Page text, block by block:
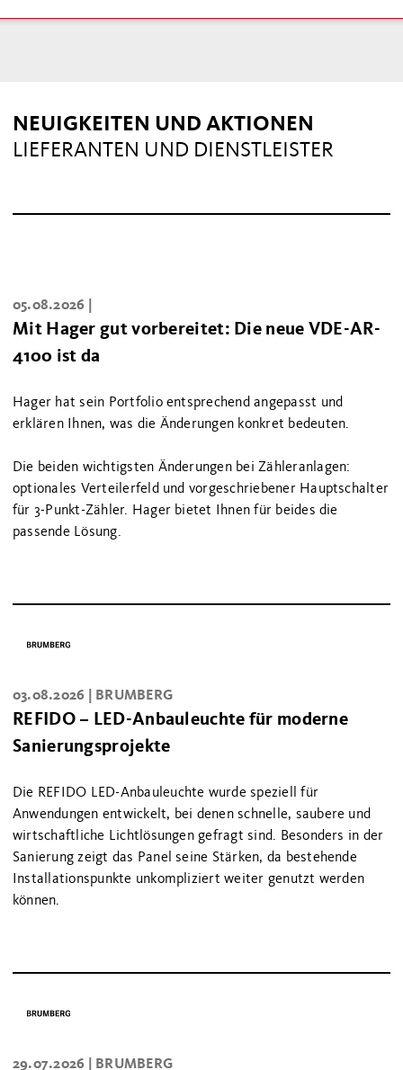
NEUIGKEITEN UND AKTIONEN
LIEFERANTEN UND DIENSTLEISTER
05.08.2026 |
Mit Hager gut vorbereitet: Die neue VDE-AR-
4100 ist da
Hager hat sein Portfolio entsprechend angepasst und
erklären Ihnen, was die Änderungen konkret bedeuten.
Die beiden wichtigsten Änderungen bei Zähleranlagen:
optionales Verteilerfeld und vorgeschriebener Hauptschalter
für 3-Punkt-Zähler. Hager bietet Ihnen für beides die
passende Lösung.
03.08.2026 | BRUMBERG
REFIDO – LED-Anbauleuchte für moderne
Sanierungsprojekte
Die REFIDO LED-Anbauleuchte wurde speziell für
Anwendungen entwickelt, bei denen schnelle, saubere und
wirtschaftliche Lichtlösungen gefragt sind. Besonders in der
Sanierung zeigt das Panel seine Stärken, da bestehende
Installationspunkte unkompliziert weiter genutzt werden
können.
29.07.2026 | BRUMBERG